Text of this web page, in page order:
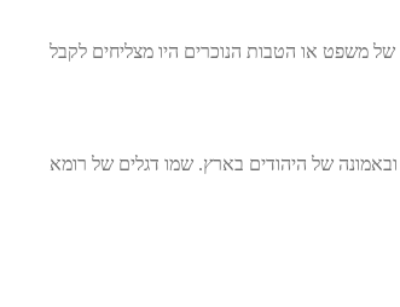
משפט או הטבות הנוכרים היו מצליחים לקבל
ובאמונה של היהודים בארץ. שמו דגלים של רומא